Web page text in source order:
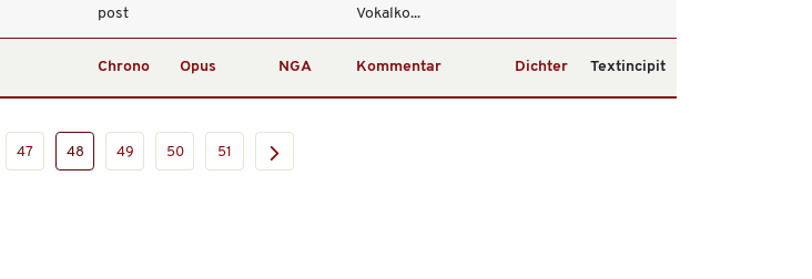
post
Vokalko...
Chrono Opus NGA Kommentar Dichter Textincipit
47 48 49 50 51